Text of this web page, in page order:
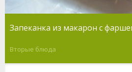
Запеканка из макарон с
Вторые блюда